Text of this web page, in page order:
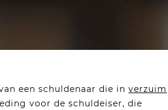
een schuldenaar die in verzuim
voor de schuldeiser, die